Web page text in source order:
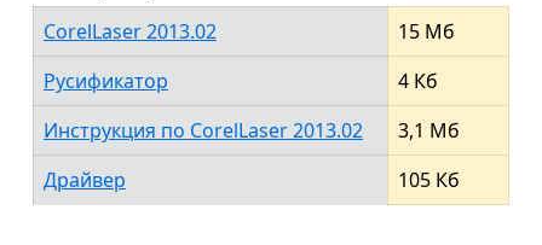
CorelLaser 2013.02
15 Мб
Русификатор
4 Кб
Инструкция по CorelLaser 2013.02
3,1 Мб
Драйвер
105 Кб